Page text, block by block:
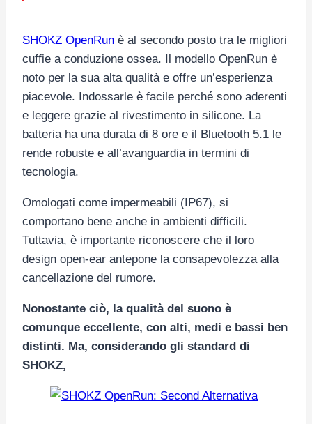
SHOKZ OpenRun è al secondo posto tra le migliori
cuffie a conduzione ossea. Il modello OpenRun è
noto per la sua alta qualità e offre un’esperienza
piacevole. Indossarle è facile perché sono aderenti
e leggere grazie al rivestimento in silicone. La
batteria ha una durata di 8 ore e il Bluetooth 5.1 le
rende robuste e all’avanguardia in termini di
tecnologia.
Omologati come impermeabili (IP67), si
comportano bene anche in ambienti difficili.
Tuttavia, è importante riconoscere che il loro
design open-ear antepone la consapevolezza alla
cancellazione del rumore.
Nonostante ciò, la qualità del suono è
comunque eccellente, con alti, medi e bassi ben
distinti. Ma, considerando gli standard di
SHOKZ,